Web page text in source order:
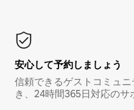
安心して予約しましょう
信頼できるゲストコミュ
き、24時間365日対応のサ